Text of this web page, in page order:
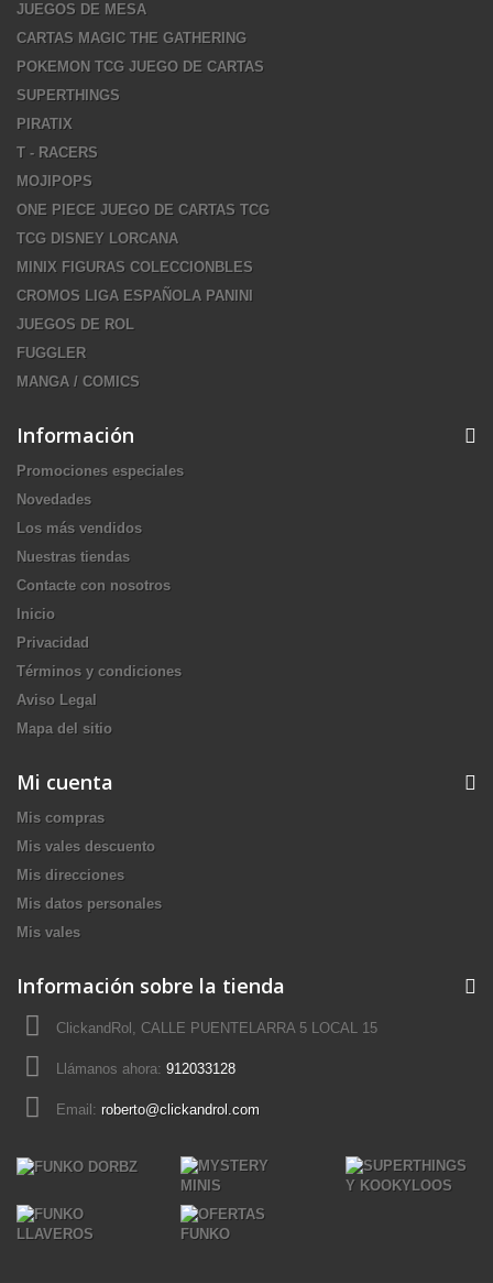
JUEGOS DE MESA
CARTAS MAGIC THE GATHERING
POKEMON TCG JUEGO DE CARTAS
SUPERTHINGS
PIRATIX
T - RACERS
MOJIPOPS
ONE PIECE JUEGO DE CARTAS TCG
TCG DISNEY LORCANA
MINIX FIGURAS COLECCIONBLES
CROMOS LIGA ESPAÑOLA PANINI
JUEGOS DE ROL
FUGGLER
MANGA / COMICS
Información
Promociones especiales
Novedades
Los más vendidos
Nuestras tiendas
Contacte con nosotros
Inicio
Privacidad
Términos y condiciones
Aviso Legal
Mapa del sitio
Mi cuenta
Mis compras
Mis vales descuento
Mis direcciones
Mis datos personales
Mis vales
Información sobre la tienda
ClickandRol, CALLE PUENTELARRA 5 LOCAL 15
Llámanos ahora: 912033128
Email: roberto@clickandrol.com